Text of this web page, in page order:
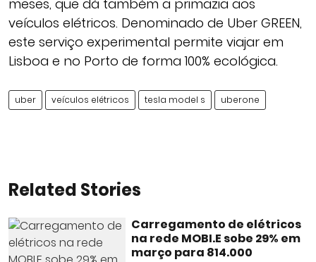
meses, que dá também a primazia aos
veículos elétricos. Denominado de Uber GREEN,
este serviço experimental permite viajar em
Lisboa e no Porto de forma 100% ecológica.
uber veículos elétricos tesla model s uberone
Related Stories
Carregamento de elétricos
na rede MOBI.E sobe 29% em
março para 814.000